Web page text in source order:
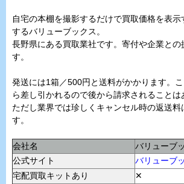
自宅の本棚を撮影するだけで買取価格を表
するバリューブックス。
長野県にある買取業社です。寄付や企業との
す。
発送には1箱／500円と送料がかかります。
ら差し引かれるので後から請求されることは
ただし業界では珍しくキャンセル時の返送料
す。
会社名
バリューブ
公式サイト
バリューブ
宅配買取キットあり
✕